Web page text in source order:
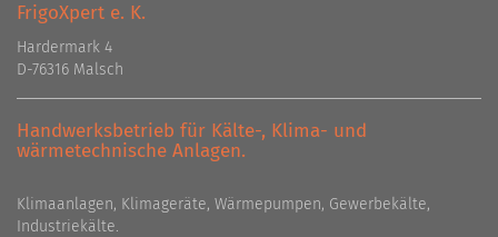
FrigoXpert e. K.
Hardermark 4
D-76316 Malsch
Handwerksbetrieb für Kälte-, Klima- und
wärmetechnische Anlagen.
Klimaanlagen, Klimageräte, Wärmepumpen, Gewerbekälte,
Industriekälte.